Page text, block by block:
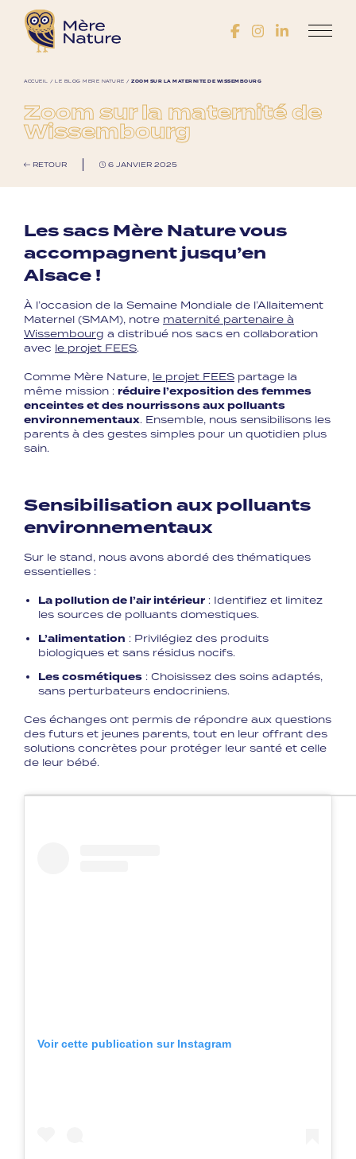
ACCUEIL / LE BLOG MÈRE NATURE / ZOOM SUR LA MATERNITÉ DE WISSEMBOURG
Zoom sur la maternité de
Wissembourg
RETOUR 6 JANVIER 2025
Les sacs Mère Nature vous
accompagnent jusqu’en
Alsace !
À l’occasion de la Semaine Mondiale de l’Allaitement
Maternel (SMAM), notre maternité partenaire à
Wissembourg a distribué nos sacs en collaboration
avec le projet FEES.
Comme Mère Nature, le projet FEES partage la
même mission : réduire l’exposition des femmes
enceintes et des nourrissons aux polluants
environnementaux. Ensemble, nous sensibilisons les
parents à des gestes simples pour un quotidien plus
sain.
Sensibilisation aux polluants
environnementaux
Sur le stand, nous avons abordé des thématiques
essentielles :
La pollution de l’air intérieur : Identifiez et limitez
les sources de polluants domestiques.
L’alimentation : Privilégiez des produits
biologiques et sans résidus nocifs.
Les cosmétiques : Choisissez des soins adaptés,
sans perturbateurs endocriniens.
Ces échanges ont permis de répondre aux questions
des futurs et jeunes parents, tout en leur offrant des
solutions concrètes pour protéger leur santé et celle
de leur bébé.
Voir cette publication sur Instagram